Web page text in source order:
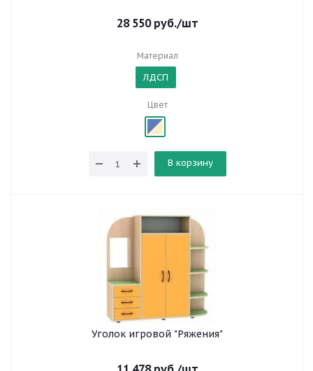
28 550руб./шт
Материал
ЛДСП
Цвет
В корзину
Уголок игровой "Ряжения"